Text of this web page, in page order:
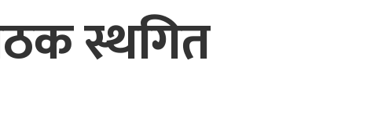
स्थगित